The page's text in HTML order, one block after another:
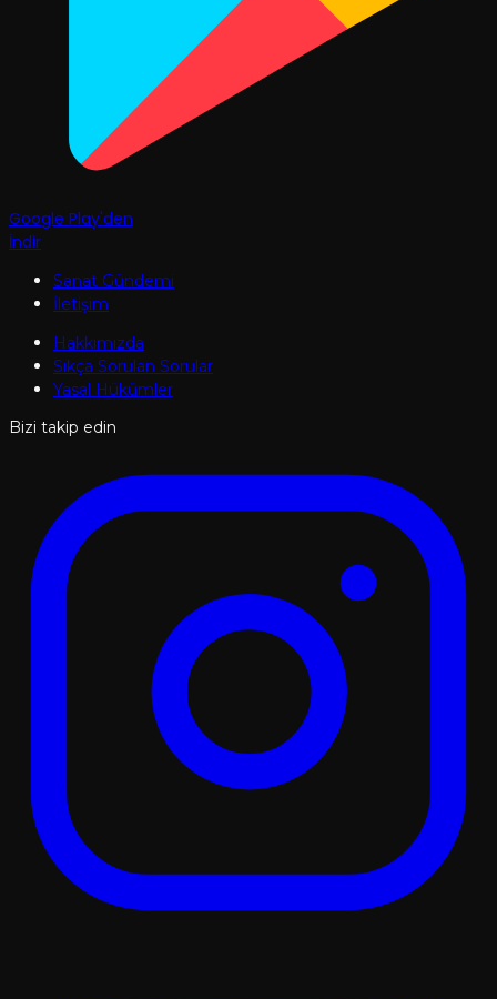
Google Play'den
İndir
Sanat Gündemi
İletişim
Hakkımızda
Sıkça Sorulan Sorular
Yasal Hükümler
Bizi takip edin